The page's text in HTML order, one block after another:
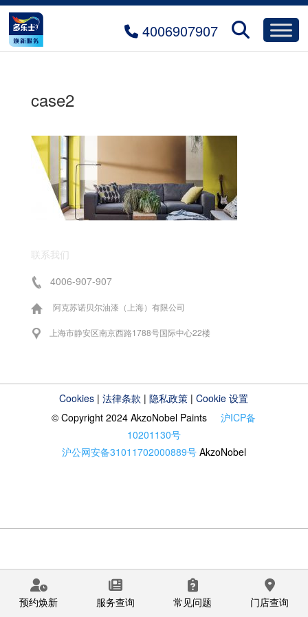
4006907907
case2
联系我们
4006-907-907
阿克苏诺贝尔油漆（上海）有限公司
上海市静安区南京西路1788号国际中心22楼
Cookies |法律条款 |隐私政策 |Cookie 设置
© Copyright 2024 AkzoNobel Paints沪ICP备
10201130号
沪公网安备31011702000889号 AkzoNobel
预约焕新 服务查询 常见问题 门店查询